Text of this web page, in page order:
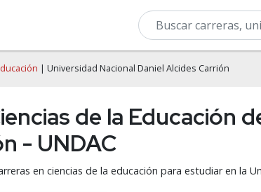
| Universidad Nacional Daniel Alcides Carrión
de la Educación
- UNDAC
en ciencias de la educación para estudiar en la